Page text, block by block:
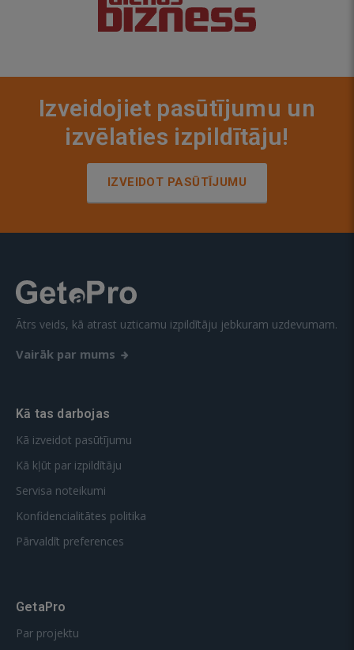
Izveidojiet pasūtījumu un
izvēlaties izpildītāju!
IZVEIDOT PASŪTĪJUMU
Ātrs veids, kā atrast uzticamu izpildītāju jebkuram uzdevumam.
Vairāk par mums
Kā tas darbojas
Kā izveidot pasūtījumu
Kā kļūt par izpildītāju
Servisa noteikumi
Konfidencialitātes politika
Pārvaldīt preferences
GetaPro
Par projektu